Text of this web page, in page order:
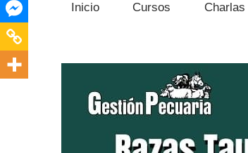
Inicio Cursos Charlas